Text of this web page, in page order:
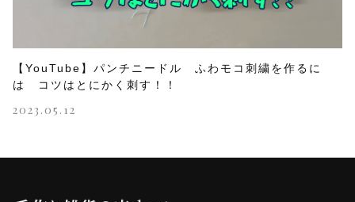
【YouTube】パンチニードル ふわモコ刺繍を作るに
は コツはとにかく刺す！！
2023.05.12